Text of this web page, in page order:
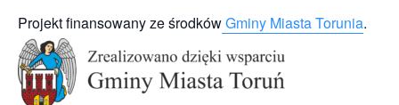
Projekt finansowany ze środkówGminy Miasta Torunia.